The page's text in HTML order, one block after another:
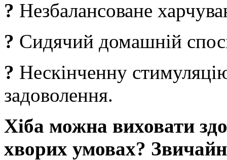
? Незбалансоване
? Сидячий домашній
? Нескінченну
задоволення.
Хіба можна виховати
хворих умовах?